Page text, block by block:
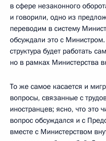
в сфере незаконного
и говорили, одно из
переводим в систему
обсуждали это с
структура будет работать
но в рамках Министерства
То же самое касается и
вопросы, связанные с
иностранцев; ясно, что это
вопрос обсуждался и с
вместе с Министерством